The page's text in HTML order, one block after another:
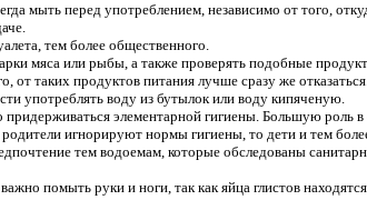
мыть перед употреблением, независимо от того,
тем более общественного.
мяса или рыбы, а также проверять подобные
от таких продуктов питания лучше сразу же отказаться.
употреблять воду из бутылок или воду кипяченую.
элементарной гигиены. Большую роль
игнорируют нормы гигиены, то дети и тем
тем водоемам, которые обследованы
помыть руки и ноги, так как яйца глистов